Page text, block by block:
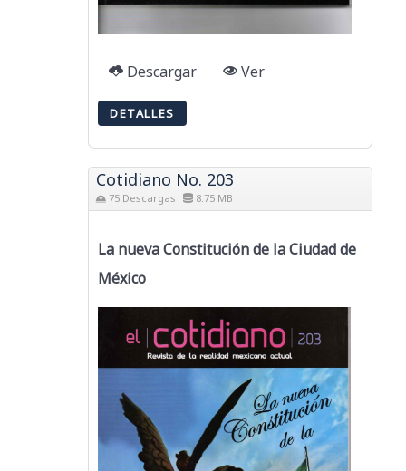
Descargar Ver
DETALLES
Cotidiano No. 203
75 Descargas 8.75 MB
La nueva Constitución de la Ciudad de
México